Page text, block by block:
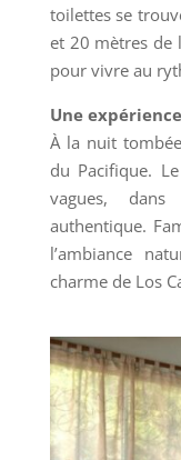
toilettes se
et 20 mètres de
pour vivre au
Une
À la nuit
du Pacifique.
vagues,
authentique.
l’ambiance
charme de Los